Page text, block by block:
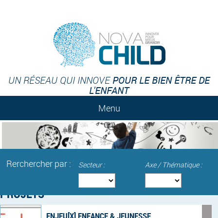
UN RÉSEAU QUI INNOVEPOUR LE BIEN ÊTRE DE
L'ENFANT
Menu
PROJETS
Rerchercher par : Secteur : Axe / Thématique :